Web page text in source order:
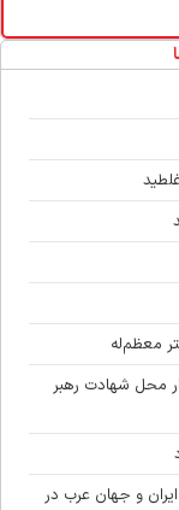
معظم‌له
محل شهادت رهبر
و جهان عرب در